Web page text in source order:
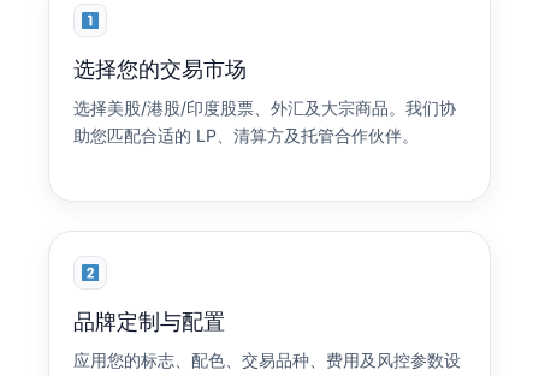
选择您的交易市场
选择美股/港股/印度股票、外汇及大宗商品。我们协
助您匹配合适的 LP、清算方及托管合作伙伴。
品牌定制与配置
应用您的标志、配色、交易品种、费用及风控参数设